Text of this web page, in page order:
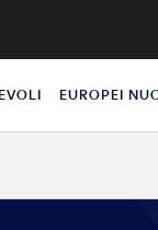
EUROPEI